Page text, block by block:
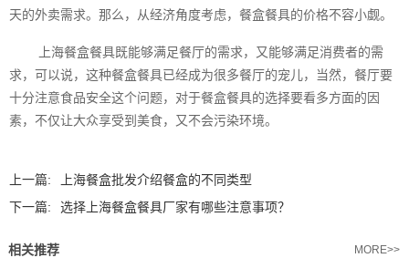
天的外卖需求。那么，从经济角度考虑，餐盒餐具的价格不容小觑。
上海餐盒餐具既能够满足餐厅的需求，又能够满足消费者的需
求，可以说，这种餐盒餐具已经成为很多餐厅的宠儿，当然，餐厅要
十分注意食品安全这个问题，对于餐盒餐具的选择要看多方面的因
素，不仅让大众享受到美食，又不会污染环境。
上一篇:
上海餐盒批发介绍餐盒的不同类型
下一篇:
选择上海餐盒餐具厂家有哪些注意事项？
相关推荐 MORE>>